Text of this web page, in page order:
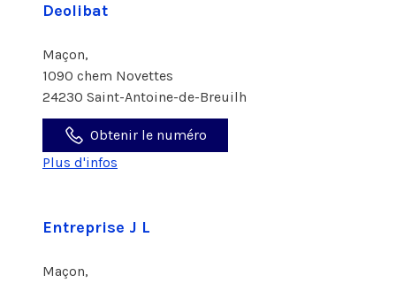
Deolibat
Maçon,
1090 chem Novettes
24230 Saint-Antoine-de-Breuilh
Obtenir le numéro
Plus d'infos
Entreprise J L
Maçon,